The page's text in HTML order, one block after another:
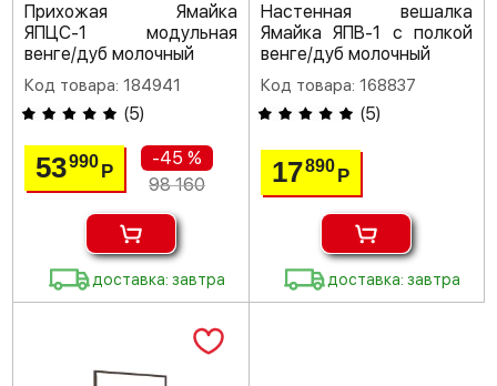
Прихожая Ямайка
ЯПЦС-1 модульная
венге/дуб молочный
Код товара: 184941
(5)
53990Р
-45 %
98 160
доставка: завтра
Настенная вешалка
Ямайка ЯПВ-1 с полкой
венге/дуб молочный
Код товара: 168837
(5)
17890 Р
доставка: завтра